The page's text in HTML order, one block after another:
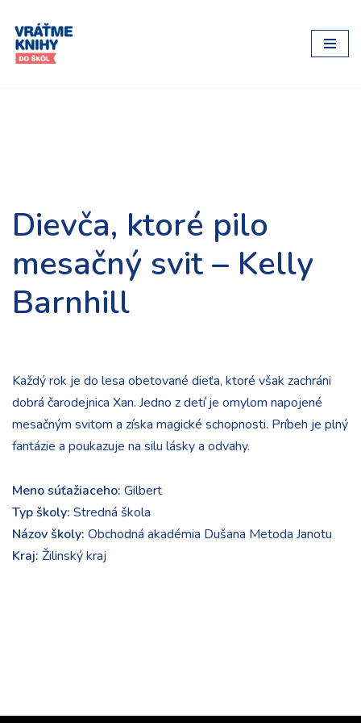
Preskočiť
na
Dievča, ktoré pilo
mesačný svit – Kelly
Barnhill
Každý rok je do lesa obetované dieťa, ktoré však zachráni
dobrá čarodejnica Xan. Jedno z detí je omylom napojené
mesačným svitom a získa magické schopnosti. Príbeh je plný
fantázie a poukazuje na silu lásky a odvahy.
Meno súťažiaceho: Gilbert
Typ školy: Stredná škola
Názov školy: Obchodná akadémia Dušana Metoda Janotu
Kraj: Žilinský kraj